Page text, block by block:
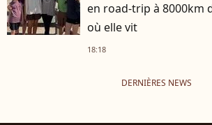
en road-trip à 8000km
où elle vit
18:18
DERNIÈRES NEWS